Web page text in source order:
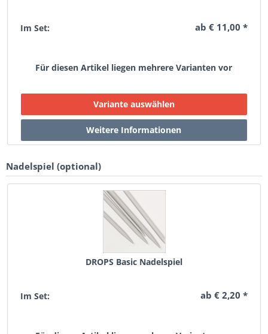
Im Set: ab € 11,00 *
Für diesen Artikel liegen mehrere Varianten vor
Nadelspiel (optional)
DROPS Basic Nadelspiel
Im Set: ab € 2,20 *